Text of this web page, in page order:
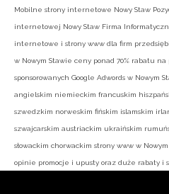
Mobilne strony internetowe Nowy Staw
internetowej Nowy Staw Firma
internetowe i strony www dla firm
w Nowym Stawie ceny ponad 70% rabatu
sponsorowanych Google Adwords w Nowym
angielskim niemieckim francuskim
szwedzkim norweskim fińskim islamskim
szwajcarskim austriackim ukraińskim
słowackim chorwackim strony www w
opinie promocje i upusty oraz duże rabaty i